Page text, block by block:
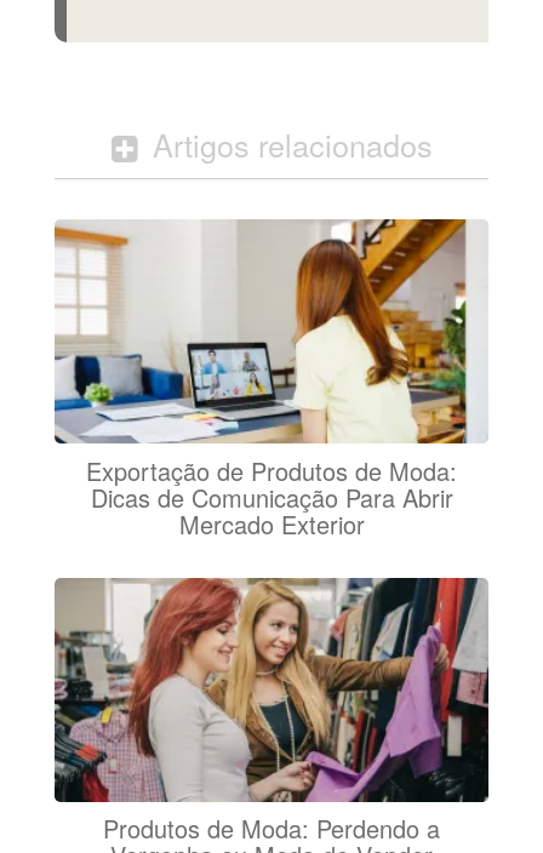
Artigos relacionados
Exportação de Produtos de Moda:
Dicas de Comunicação Para Abrir
Mercado Exterior
Produtos de Moda: Perdendo a